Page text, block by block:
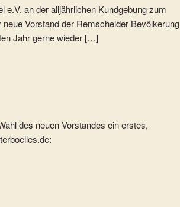
an der alljährlichen Kundgebung zum
Vorstand der Remscheider Bevölkerung
Jahr gerne wieder […]
des neuen Vorstandes ein erstes,